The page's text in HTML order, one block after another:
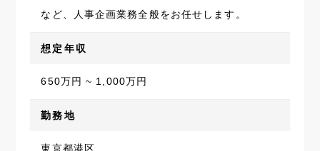
など、人事企画業務全般をお任せします。
想定年収
650万円 ~ 1,000万円
勤務地
東京都港区